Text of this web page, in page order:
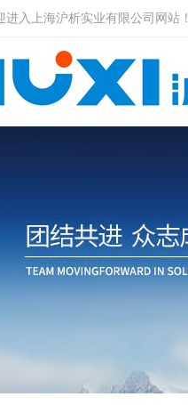
进入上海沪析实业有限公司网站！